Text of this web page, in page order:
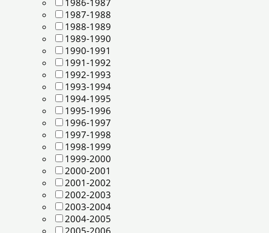
1986-1987
1987-1988
1988-1989
1989-1990
1990-1991
1991-1992
1992-1993
1993-1994
1994-1995
1995-1996
1996-1997
1997-1998
1998-1999
1999-2000
2000-2001
2001-2002
2002-2003
2003-2004
2004-2005